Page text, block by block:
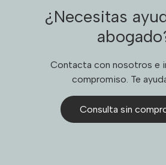
¿Necesitas
Contacta con nosotros e
compromiso. Te
Consulta sin